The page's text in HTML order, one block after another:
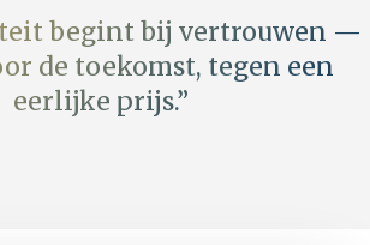
begint bij vertrouwen —
de toekomst, tegen een
eerlijke prijs.”